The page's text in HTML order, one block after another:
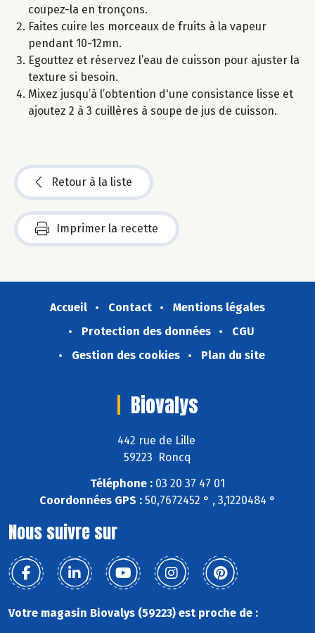
coupez-la en tronçons.
Faites cuire les morceaux de fruits à la vapeur
pendant 10-12mn.
Egouttez et réservez l’eau de cuisson pour ajuster la
texture si besoin.
Mixez jusqu’à l’obtention d'une consistance lisse et
ajoutez 2 à 3 cuillères à soupe de jus de cuisson.
Retour à la liste
Imprimer la recette
Accueil Contact
Mentions légales
Protection des données
CGU
Gestion des cookies
Plan du site
Biovalys
442 rue de Lille
59223 Roncq
Téléphone : 03 20 37 47 01
Coordonnées GPS : 50,7672452 ° , 3,1220484 °
Nous suivre sur
Votre magasin Biovalys (59223) est proche de :